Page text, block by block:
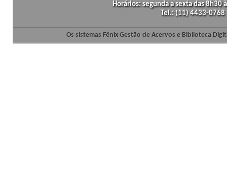
Horários: segunda a sexta das
Tel.: (11) 4433-
Os sistemas Fênix Gestão de Acervos e Biblioteca